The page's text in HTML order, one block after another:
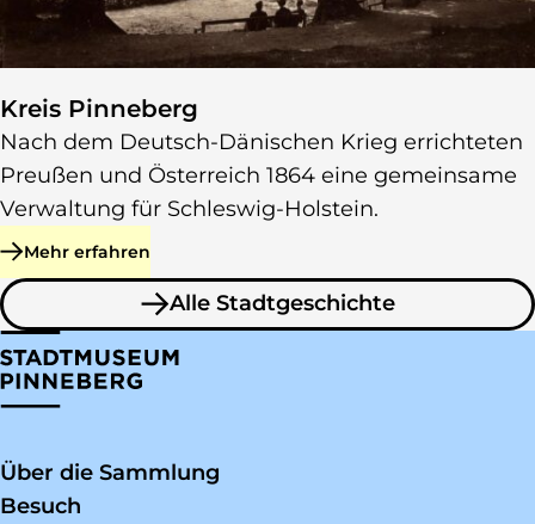
Kreis Pinneberg
Nach dem Deutsch-Dänischen Krieg errichteten
Preußen und Österreich 1864 eine gemeinsame
Verwaltung für Schleswig-Holstein.
Mehr erfahren
zu Kreis Pinneberg
Alle Stadtgeschichte
zu Stadtgeschichte
Über die Sammlung
Besuch